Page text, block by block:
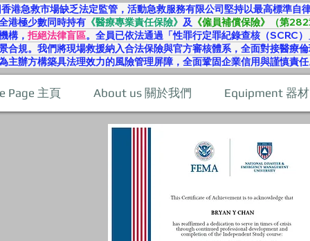
港急救市場缺乏法定監管，活動急救服務有限公司堅持以最高標準自
港極少數同時持有 《醫療專業責任保險》 及 《僱員補償保險》（第
構， 拒絕法律盲區。全員已依法通過「性罪行定罪紀錄查核（SCRC
合規。我們將現場救援納入合法保險與官方審核體系，全面對接醫療
主辦方構築具法理效力的風險管理屏障，全面鞏固企業信用與謹慎責
Page 主頁 About us 關於我們 Equipment 器材